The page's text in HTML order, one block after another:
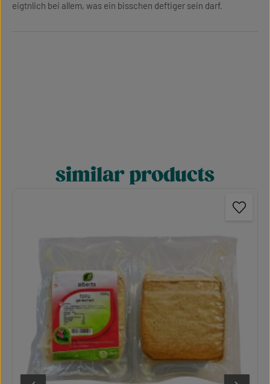
eigtnlich bei allem, was ein bisschen deftiger sein darf.
Skip product gallerysimilar products